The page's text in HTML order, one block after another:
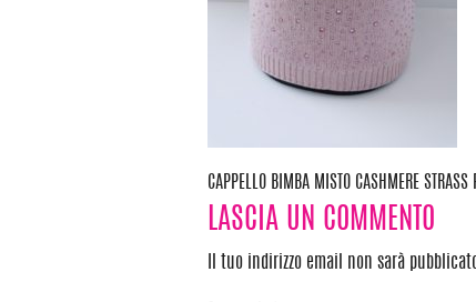
Navigazione
articoli
CAPPELLO BIMBA MISTO CASHMERE STRASS
LASCIA UN COMMENTO
Il tuo indirizzo email non sarà